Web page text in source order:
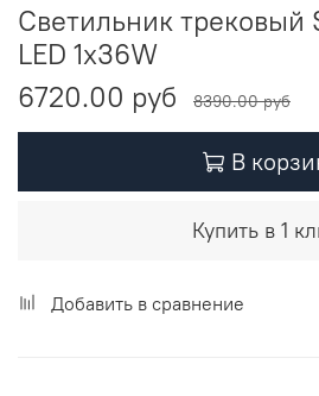
Светильник трековый
LED 1х36W
6720.00 руб
8390.00 руб
В
Купить в 1
Добавить в сравнение